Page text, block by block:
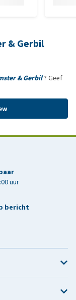
& Gerbil
& Gerbil? Geef
uur
bericht